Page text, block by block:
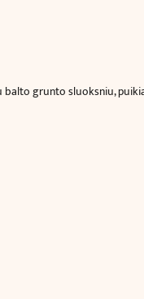
grunto sluoksniu,